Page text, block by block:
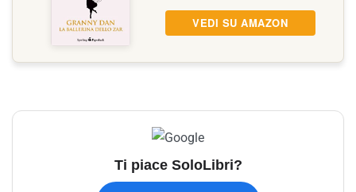
VEDI SU AMAZON
Ti piace SoloLibri?